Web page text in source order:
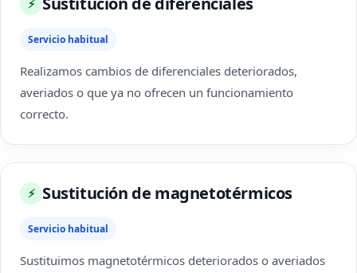
⚡
Servicio habitual
Realizamos cambios de diferenciales deteriorados,
averiados o que ya no ofrecen un funcionamiento
correcto.
⚡ Sustitución de magnetotérmicos
Servicio habitual
Sustituimos magnetotérmicos deteriorados o averiados